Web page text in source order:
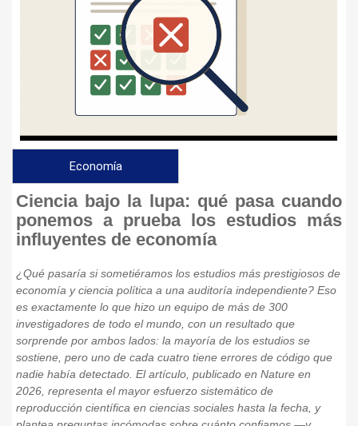
Economía
Ciencia bajo la lupa: qué pasa cuando
ponemos a prueba los estudios más
influyentes de economía
¿Qué pasaría si sometiéramos los estudios más prestigiosos de
economía y ciencia política a una auditoría independiente? Eso
es exactamente lo que hizo un equipo de más de 300
investigadores de todo el mundo, con un resultado que
sorprende por ambos lados: la mayoría de los estudios se
sostiene, pero uno de cada cuatro tiene errores de código que
nadie había detectado. El artículo, publicado en Nature en
2026, representa el mayor esfuerzo sistemático de
reproducción científica en ciencias sociales hasta la fecha, y